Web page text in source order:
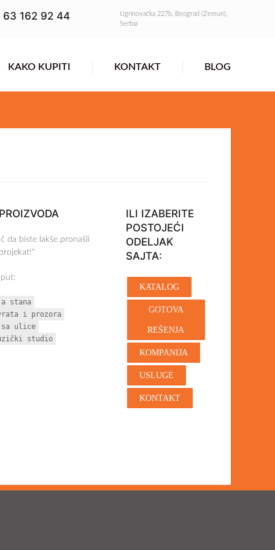
63 162 92 44
Ugrinovačka 227b, Beograd (Zemun),
Serbia
KAKO KUPITI KONTAKT BLOG
da biste lakše pronašli
stana
i prozora
sa ulice
studio
ILI IZABERITE
POSTOJEĆI
ODELJAK
SAJTA:
KATALOG
GOTOVA
REŠENJA
KOMPANIJA
USLUGE
KONTAKT